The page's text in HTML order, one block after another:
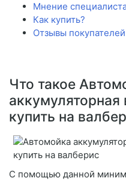
Мнение
Как купить?
Отзывы покупателей
Что такое
купить на
С помощью данной